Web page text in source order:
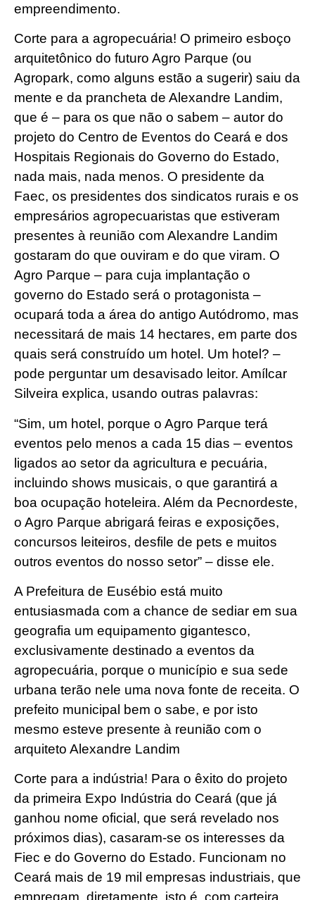
empreendimento.
Corte para a agropecuária! O primeiro esboço
arquitetônico do futuro Agro Parque (ou
Agropark, como alguns estão a sugerir) saiu da
mente e da prancheta de Alexandre Landim,
que é – para os que não o sabem – autor do
projeto do Centro de Eventos do Ceará e dos
Hospitais Regionais do Governo do Estado,
nada mais, nada menos. O presidente da
Faec, os presidentes dos sindicatos rurais e os
empresários agropecuaristas que estiveram
presentes à reunião com Alexandre Landim
gostaram do que ouviram e do que viram. O
Agro Parque – para cuja implantação o
governo do Estado será o protagonista –
ocupará toda a área do antigo Autódromo, mas
necessitará de mais 14 hectares, em parte dos
quais será construído um hotel. Um hotel? –
pode perguntar um desavisado leitor. Amílcar
Silveira explica, usando outras palavras:
“Sim, um hotel, porque o Agro Parque terá
eventos pelo menos a cada 15 dias – eventos
ligados ao setor da agricultura e pecuária,
incluindo shows musicais, o que garantirá a
boa ocupação hoteleira. Além da Pecnordeste,
o Agro Parque abrigará feiras e exposições,
concursos leiteiros, desfile de pets e muitos
outros eventos do nosso setor” – disse ele.
A Prefeitura de Eusébio está muito
entusiasmada com a chance de sediar em sua
geografia um equipamento gigantesco,
exclusivamente destinado a eventos da
agropecuária, porque o município e sua sede
urbana terão nele uma nova fonte de receita. O
prefeito municipal bem o sabe, e por isto
mesmo esteve presente à reunião com o
arquiteto Alexandre Landim
Corte para a indústria! Para o êxito do projeto
da primeira Expo Indústria do Ceará (que já
ganhou nome oficial, que será revelado nos
próximos dias), casaram-se os interesses da
Fiec e do Governo do Estado. Funcionam no
Ceará mais de 19 mil empresas industriais, que